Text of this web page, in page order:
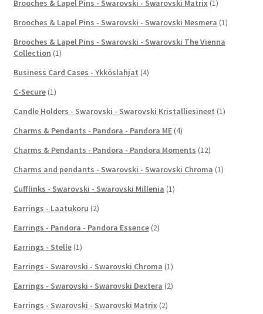
Brooches & Lapel Pins - Swarovski - Swarovski Matrix (1)
Brooches & Lapel Pins - Swarovski - Swarovski Mesmera (1)
Brooches & Lapel Pins - Swarovski - Swarovski The Vienna
Collection (1)
Business Card Cases - Ykköslahjat (4)
C-Secure (1)
Candle Holders - Swarovski - Swarovski Kristalliesineet (1)
Charms & Pendants - Pandora - Pandora ME (4)
Charms & Pendants - Pandora - Pandora Moments (12)
Charms and pendants - Swarovski - Swarovski Chroma (1)
Cufflinks - Swarovski - Swarovski Millenia (1)
Earrings - Laatukoru (2)
Earrings - Pandora - Pandora Essence (2)
Earrings - Stelle (1)
Earrings - Swarovski - Swarovski Chroma (1)
Earrings - Swarovski - Swarovski Dextera (2)
Earrings - Swarovski - Swarovski Matrix (2)